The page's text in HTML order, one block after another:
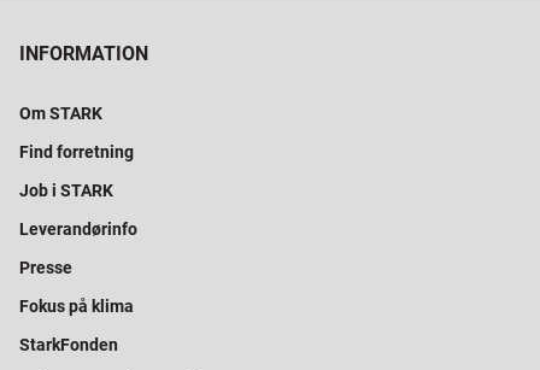
INFORMATION
Om STARK
Find forretning
Job i STARK
Leverandørinfo
Presse
Fokus på klima
StarkFonden